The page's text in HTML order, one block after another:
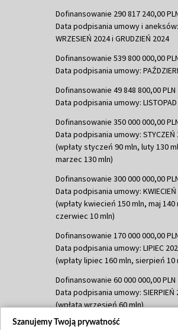
Dofinansowanie 290 817 240,00
Data podpisania umowy i aneksów:
WRZESIEŃ 2024 i GRUDZIEŃ 2024
Dofinansowanie 539 800 000,00
Data podpisania umowy:
Dofinansowanie 49 848 800,00 PLN
Data podpisania umowy:
Dofinansowanie 350 000 000,00
Data podpisania umowy: STYCZEŃ
(wpłaty styczeń 90 mln, luty 130
marzec 130 mln)
Dofinansowanie 300 000 000,00
Data podpisania umowy: KWIECIEŃ
(wpłaty kwiecień 150 mln, maj 140
czerwiec 10 mln)
Dofinansowanie 170 000 000,00
Data podpisania umowy: LIPIEC
(wpłaty lipiec 160 mln, sierpień 10
Dofinansowanie 60 000 000,00 PLN
Data podpisania umowy: SIERPIEŃ
(wpłata wrzesień 60 mln)
Dofinansowanie 635 783 051,21 PLN
Szanujemy Twoją prywatność